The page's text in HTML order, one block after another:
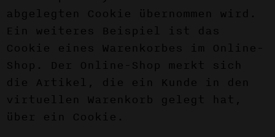
abgelegten Cookie übernommen wird.
Ein weiteres Beispiel ist das
Cookie eines Warenkorbes im Online-
Shop. Der Online-Shop merkt sich
die Artikel, die ein Kunde in den
virtuellen Warenkorb gelegt hat,
über ein Cookie.